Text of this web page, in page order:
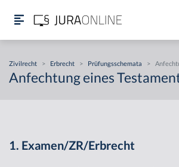
Zivilrecht > Erbrecht > Prüfungsschemata >
Anfechtung eines
1. Examen/ZR/Erbrecht